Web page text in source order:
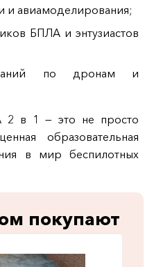
и авиамоделирования;
БПЛА и энтузиастов
по дронам и
2 в 1 — это не просто
образовательная
в мир беспилотных
покупают